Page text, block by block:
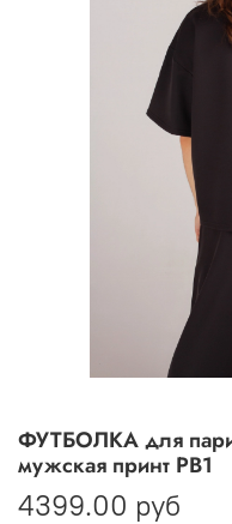
ФУТБОЛКА для
мужская принт РВ1
4399.00 руб